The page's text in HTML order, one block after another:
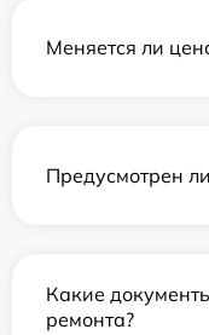
Меняется ли
Предусмотрен
Какие
ремонта?